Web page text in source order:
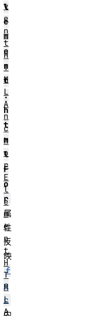
l
e
m
e
n
t
.
h
t
m
l
F
o
r
属
性
反
映
f
o
r
v
e
n
t
H
T
M
L
A
n
c
h
o
r
E
l
e
m
e
n
t
H
T
M
L
A